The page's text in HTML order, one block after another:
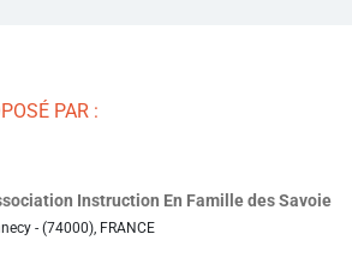
PAR :
Instruction En Famille des Savoie
- (74000), FRANCE